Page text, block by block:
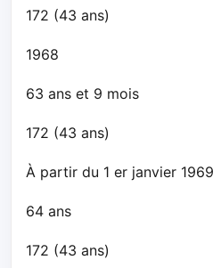
172 (43 ans)
1968
63 ans et 9 mois
172 (43 ans)
À partir du 1 er janvier 1969
64 ans
172 (43 ans)